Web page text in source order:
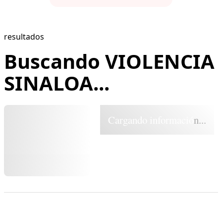
resultados
Buscando VIOLENCIA
SINALOA...
Cargando información...